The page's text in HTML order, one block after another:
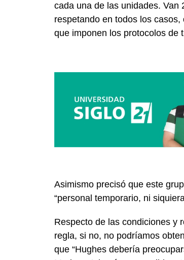
cada una de las unidades. Van
respetando en todos los
que imponen los protocolos de
Asimismo precisó que este
“personal temporario, ni
Respecto de las condiciones y
regla, si no, no podríamos
que “Hughes debería